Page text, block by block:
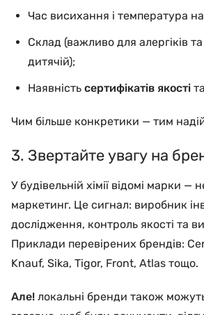
Час висихання і температура
Склад (важливо для алергіків
дитячій);
Наявність сертифікатів якості та
Чим більше конкретики — тим
3. Звертайте увагу на
У будівельній хімії відомі марки —
маркетинг. Це сигнал: виробник
дослідження, контроль якості та
Приклади перевірених брендів:
Knauf, Sika, Tigor, Front, Atlas тощо.
Але! локальні бренди також